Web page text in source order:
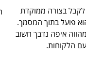
בצורה ממוקדת
פועל בתוך המסמך.
איפה נדבך חשוב
הלקוחות.